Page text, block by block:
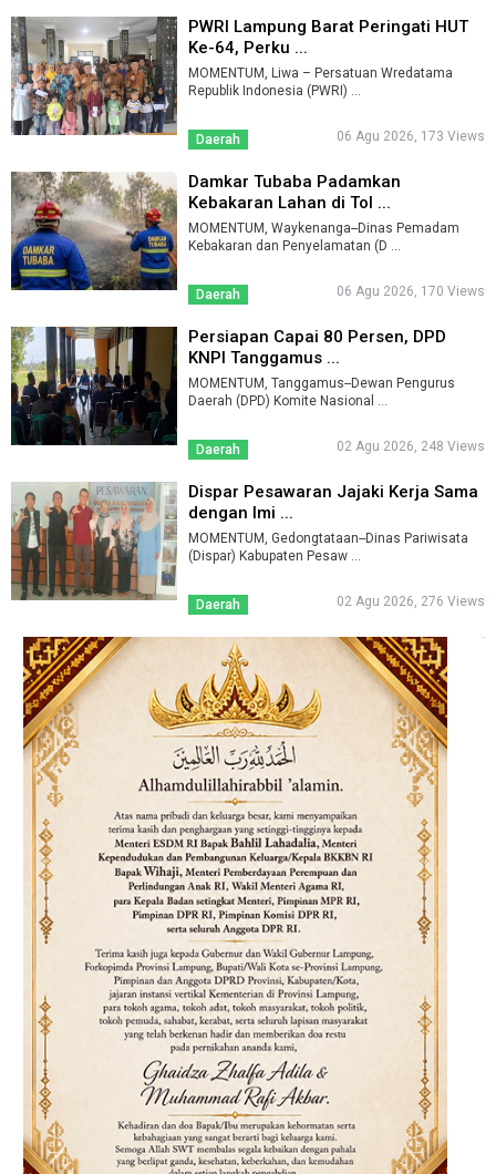
PWRI Lampung Barat Peringati HUT
Ke-64, Perku ...
MOMENTUM, Liwa – Persatuan Wredatama
Republik Indonesia (PWRI) ...
Daerah 06 Agu 2026, 173 Views
Damkar Tubaba Padamkan
Kebakaran Lahan di Tol ...
MOMENTUM, Waykenanga--Dinas Pemadam
Kebakaran dan Penyelamatan (D ...
Daerah 06 Agu 2026, 170 Views
Persiapan Capai 80 Persen, DPD
KNPI Tanggamus ...
MOMENTUM, Tanggamus--Dewan Pengurus
Daerah (DPD) Komite Nasional ...
Daerah 02 Agu 2026, 248 Views
Dispar Pesawaran Jajaki Kerja Sama
dengan Imi ...
MOMENTUM, Gedongtataan--Dinas Pariwisata
(Dispar) Kabupaten Pesaw ...
Daerah 02 Agu 2026, 276 Views